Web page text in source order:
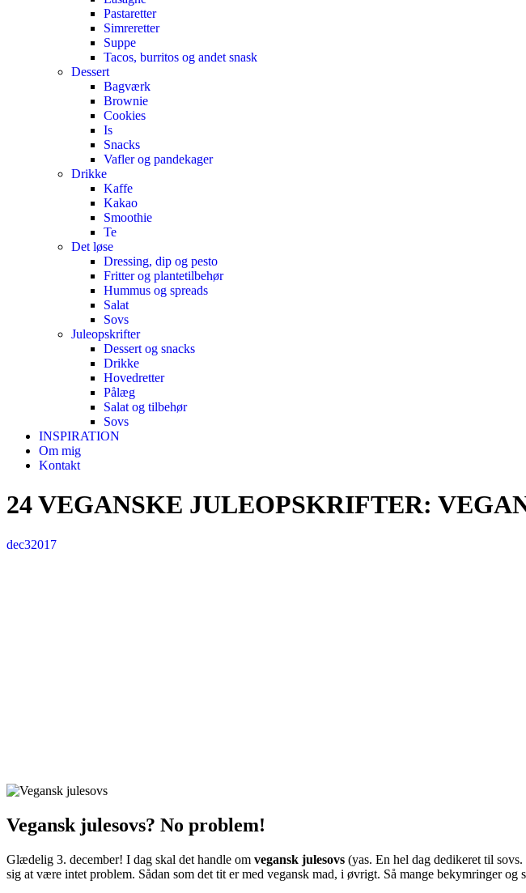
Pastaretter
Simreretter
Suppe
Tacos, burritos og andet snask
Dessert
Bagværk
Brownie
Cookies
Is
Snacks
Vafler og pandekager
Drikke
Kaffe
Kakao
Smoothie
Te
Det løse
Dressing, dip og pesto
Fritter og plantetilbehør
Hummus og spreads
Salat
Sovs
Juleopskrifter
Dessert og snacks
Drikke
Hovedretter
Pålæg
Salat og tilbehør
Sovs
INSPIRATION
Om mig
Kontakt
24 VEGANSKE JULEOPSKRIFTER:
dec32017
Vegansk julesovs? No problem!
Glædelig 3. december! I dag skal det handle om vegansk julesovs (yas. En hel dag dedikeret til
sig at være intet problem. Sådan som det tit er med vegansk mad, i øvrigt. Så mange bekymringer og